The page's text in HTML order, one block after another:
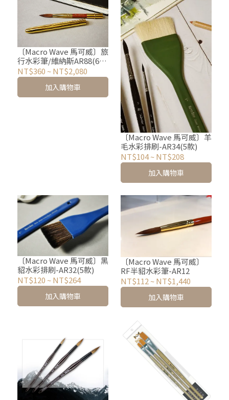
〔Macro Wave 馬可威〕旅
行水彩筆/維納斯AR88(6
款)
NT$360 ~NT$2,080
加入購物車
〔Macro Wave 馬可威〕羊
毛水彩排刷-AR34(5款)
NT$104~NT$208
加入購物車
〔Macro Wave 馬可威〕黑
貂水彩排刷-AR32(5款)
NT$120 ~NT$264
加入購物車
〔Macro Wave 馬可威〕
RF半貂水彩筆-AR12
NT$112 ~NT$1,440
加入購物車